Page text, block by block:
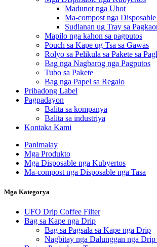
Madunot nga Uhot
Ma-compost nga Disposable
Sudlanan ug Tray sa
Mapilo nga kahon sa pagputos
Pouch sa Kape ug Tsa sa Gawas
Rolyo sa Pelikula sa Pakete sa
Bag nga Nagbarog nga Pagputos
Tubo sa Pakete
Bag nga Papel sa Regalo
Pribadong Label
Pagpadayon
Balita sa kompanya
Balita sa industriya
Kontaka Kami
Panimalay
Mga Produkto
Mga Disposable nga Kubyertos
Ma-compost nga Disposable nga Tasa
Mga Kategorya
UFO Drip Coffee Filter
Bag sa Kape nga Drip
Bag sa Pagsala sa Kape nga Drip
Nagbitay nga Dalunggan nga